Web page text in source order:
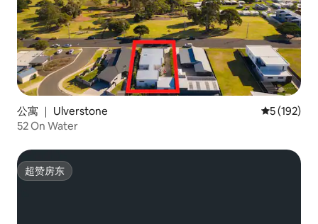
公寓 ｜ Ulverstone 平均评分 5
5 (192)
52 On Water
超赞房东
超赞房东